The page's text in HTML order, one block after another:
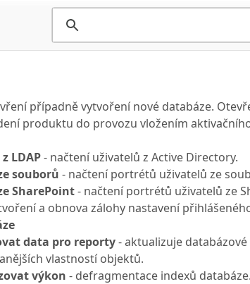
případně vytvoření nové databáze.
produktu do provozu vložením
LDAP- načtení uživatelů z Active Directory.
souborů - načtení portrétů uživatelů ze
SharePoint- načtení portrétů uživatelů ze
a obnova zálohy nastavení
data pro reporty- aktualizuje
vlastností objektů.
výkon - defragmentace indexů